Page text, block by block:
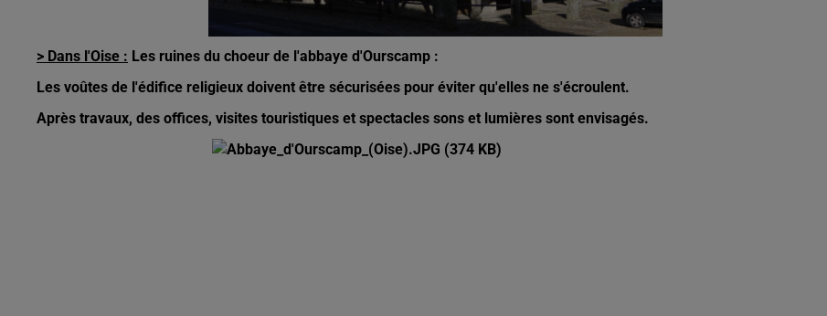
> Dans l'Oise : Les ruines du choeur de l'abbaye d'Ourscamp :
Les voûtes de l'édifice religieux doivent être sécurisées pour éviter qu'elles ne s'écroulent.
Après travaux, des offices, visites touristiques et spectacles sons et lumières sont envisagés.